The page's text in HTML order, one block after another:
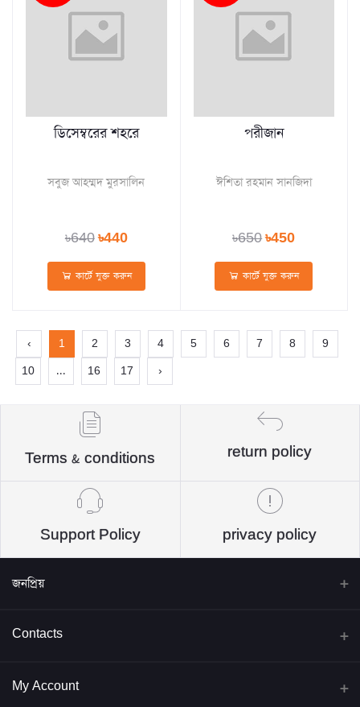
ডিসেম্বরের শহরে
সবুজ আহম্মদ মুরসালিন
৳640৳440
কার্টে যুক্ত করুন
পরীজান
ঈশিতা রহমান সানজিদা
৳650৳450
কার্টে যুক্ত করুন
‹ 1 2 3 4 5 6 7 8 9
10 ... 16 17 ›
Terms & conditions return policy
Support Policy privacy policy
জনপ্রিয়
বিদ্যাবাড়ি পাবলিকেশন্স
ইসলামিক বই
Contacts
Address
My Account